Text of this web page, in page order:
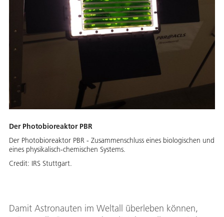
Der Photobioreaktor PBR
Der Photobioreaktor PBR - Zusammenschluss eines biologischen und
eines physikalisch-chemischen Systems.
Credit: IRS Stuttgart.
Damit Astronauten im Weltall überleben können,